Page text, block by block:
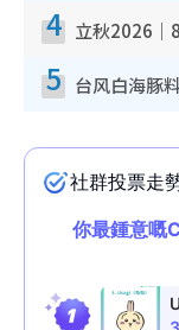
4
5